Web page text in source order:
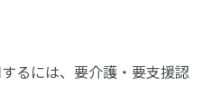
るには、要介護・要支援認